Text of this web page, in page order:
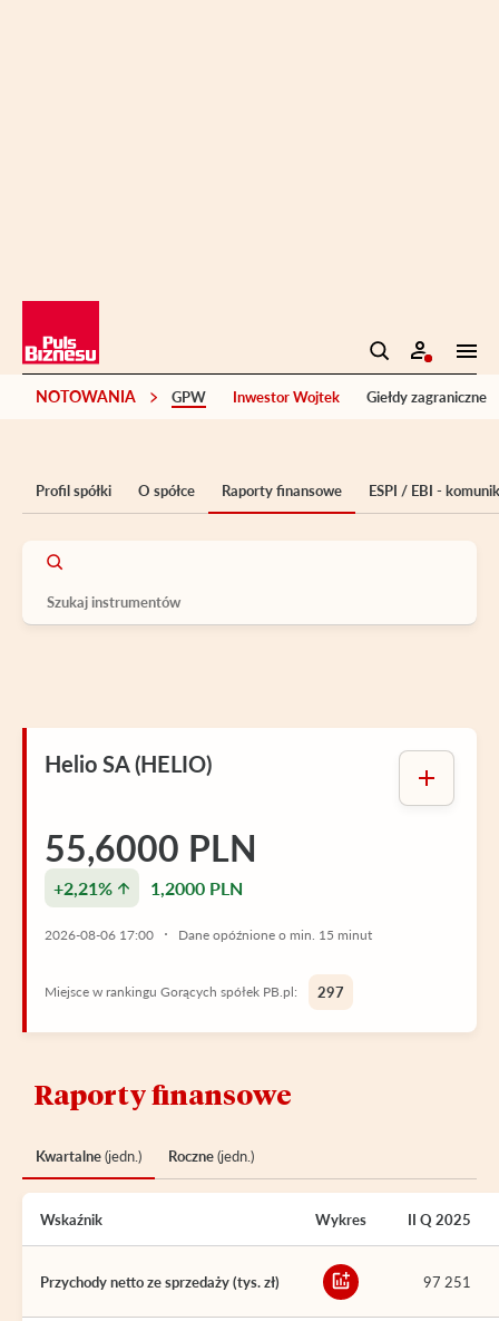
NOTOWANIA GPW Inwestor Wojtek Giełdy zagraniczne
Profil spółki O spółce Raporty finansowe ESPI / EBI -
Helio SA (HELIO)
55,6000 PLN
+2,21% 1,2000 PLN
2026-08-06 17:00 Dane opóźnione o min. 15 minut
Miejsce w rankingu Gorących spółek PB.pl: 297
Raporty finansowe
Kwartalne(jedn.) Roczne(jedn.)
Wskaźnik Wykres II Q 2025
Przychody netto ze sprzedaży (tys. zł) 97 251